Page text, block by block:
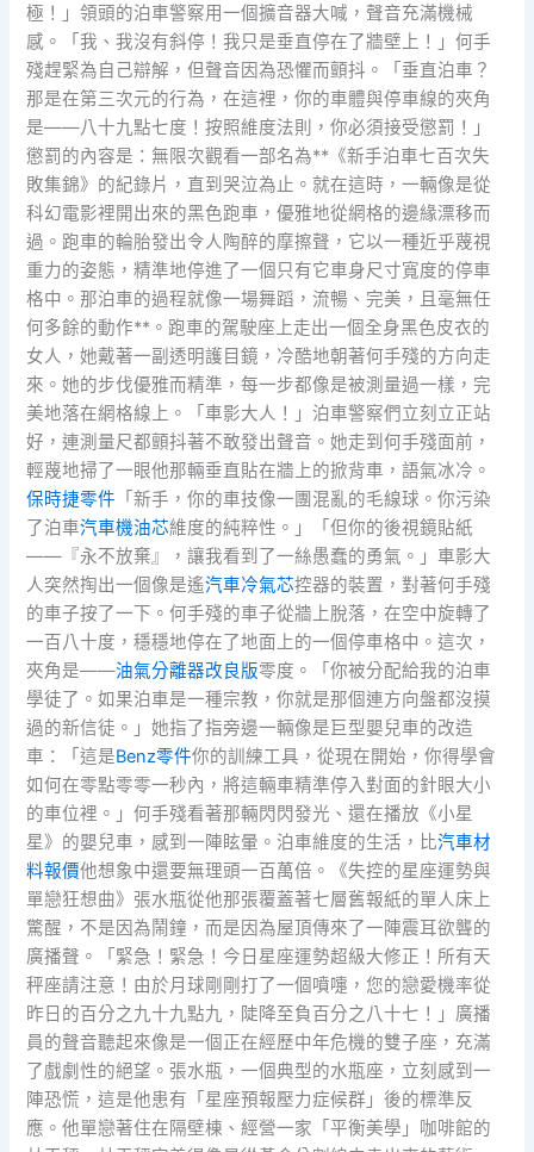
極！」領頭的泊車警察用一個擴音器大喊，聲音充滿機械
感。「我、我沒有斜停！我只是垂直停在了牆壁上！」何手
殘趕緊為自己辯解，但聲音因為恐懼而顫抖。「垂直泊車？
那是在第三次元的行為，在這裡，你的車體與停車線的夾角
是——八十九點七度！按照維度法則，你必須接受懲罰！」
懲罰的內容是：無限次觀看一部名為**《新手泊車七百次失
敗集錦》的紀錄片，直到哭泣為止。就在這時，一輛像是從
科幻電影裡開出來的黑色跑車，優雅地從網格的邊緣漂移而
過。跑車的輪胎發出令人陶醉的摩擦聲，它以一種近乎蔑視
重力的姿態，精準地停進了一個只有它車身尺寸寬度的停車
格中。那泊車的過程就像一場舞蹈，流暢、完美，且毫無任
何多餘的動作**。跑車的駕駛座上走出一個全身黑色皮衣的
女人，她戴著一副透明護目鏡，冷酷地朝著何手殘的方向走
來。她的步伐優雅而精準，每一步都像是被測量過一樣，完
美地落在網格線上。「車影大人！」泊車警察們立刻立正站
好，連測量尺都顫抖著不敢發出聲音。她走到何手殘面前，
輕蔑地掃了一眼他那輛垂直貼在牆上的掀背車，語氣冰冷。
保時捷零件 「新手，你的車技像一團混亂的毛線球。你污染
了泊車汽車機油芯維度的純粹性。」「但你的後視鏡貼紙
——『永不放棄』，讓我看到了一絲愚蠢的勇氣。」車影大
人突然掏出一個像是遙汽車冷氣芯控器的裝置，對著何手殘
的車子按了一下。何手殘的車子從牆上脫落，在空中旋轉了
一百八十度，穩穩地停在了地面上的一個停車格中。這次，
夾角是——油氣分離器改良版零度。「你被分配給我的泊車
學徒了。如果泊車是一種宗教，你就是那個連方向盤都沒摸
過的新信徒。」她指了指旁邊一輛像是巨型嬰兒車的改造
車：「這是Benz零件你的訓練工具，從現在開始，你得學會
如何在零點零零一秒內，將這輛車精準停入對面的針眼大小
的車位裡。」何手殘看著那輛閃閃發光、還在播放《小星
星》的嬰兒車，感到一陣眩暈。泊車維度的生活，比汽車材
料報價他想象中還要無理頭一百萬倍。《失控的星座運勢與
單戀狂想曲》張水瓶從他那張覆蓋著七層舊報紙的單人床上
驚醒，不是因為鬧鐘，而是因為屋頂傳來了一陣震耳欲聾的
廣播聲。「緊急！緊急！今日星座運勢超級大修正！所有天
秤座請注意！由於月球剛剛打了一個噴嚏，您的戀愛機率從
昨日的百分之九十九點九，陡降至負百分之八十七！」廣播
員的聲音聽起來像是一個正在經歷中年危機的雙子座，充滿
了戲劇性的絕望。張水瓶，一個典型的水瓶座，立刻感到一
陣恐慌，這是他患有「星座預報壓力症候群」後的標準反
應。他單戀著住在隔壁棟、經營一家「平衡美學」咖啡館的